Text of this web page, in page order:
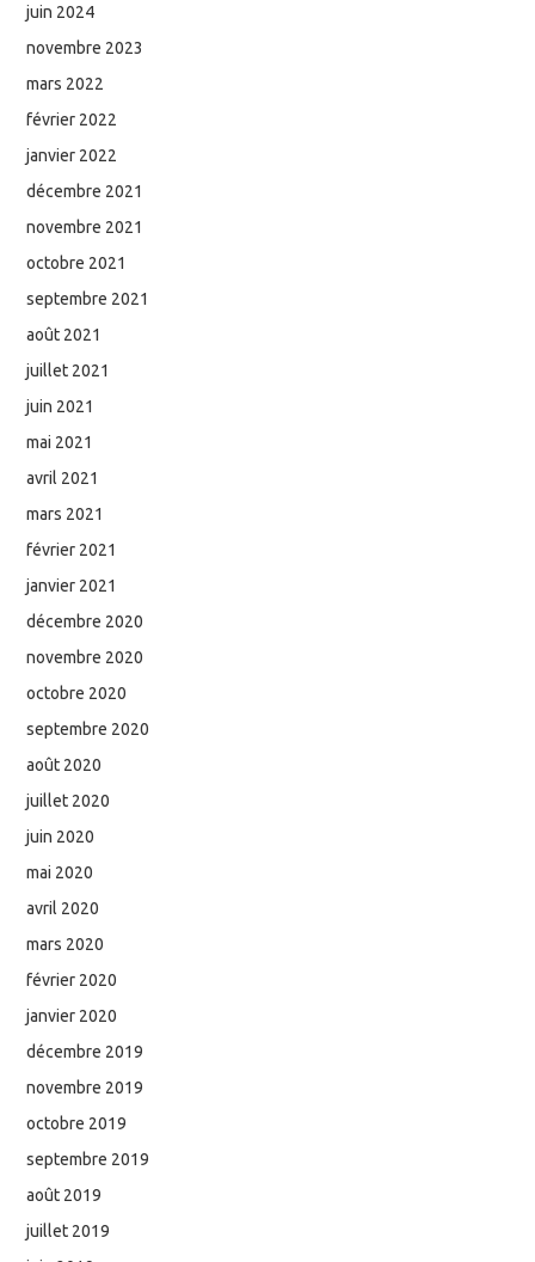
juin 2024
novembre 2023
mars 2022
février 2022
janvier 2022
décembre 2021
novembre 2021
octobre 2021
septembre 2021
août 2021
juillet 2021
juin 2021
mai 2021
avril 2021
mars 2021
février 2021
janvier 2021
décembre 2020
novembre 2020
octobre 2020
septembre 2020
août 2020
juillet 2020
juin 2020
mai 2020
avril 2020
mars 2020
février 2020
janvier 2020
décembre 2019
novembre 2019
octobre 2019
septembre 2019
août 2019
juillet 2019